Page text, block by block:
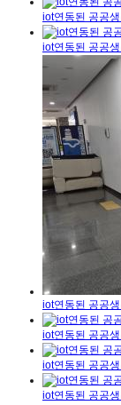
iot연동된 공공
iot연동된 공공
iot연동된 공공
iot연동된 공공
iot연동된 공공
iot연동된 공공